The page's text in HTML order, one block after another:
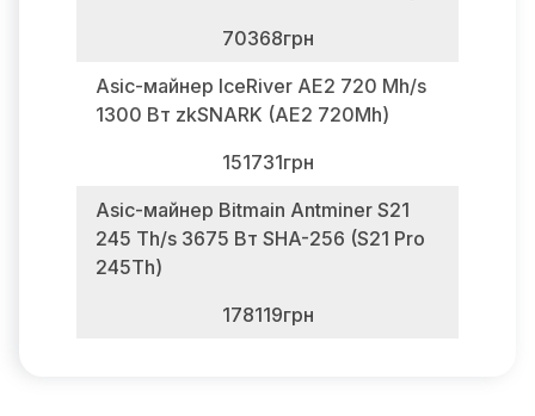
70368грн
Asic-майнер IceRiver AE2 720 Mh/s
1300 Вт zkSNARK (AE2 720Mh)
151731грн
Asic-майнер Bitmain Antminer S21
245 Th/s 3675 Вт SHA-256 (S21 Pro
245Th)
178119грн